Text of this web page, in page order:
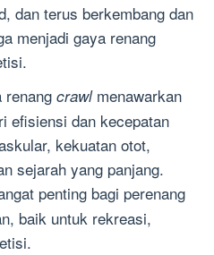
dan terus berkembang dan
menjadi gaya renang
renang crawlmenawarkan
efisiensi dan kecepatan
kekuatan otot,
sejarah yang panjang.
penting bagi perenang
baik untuk rekreasi,